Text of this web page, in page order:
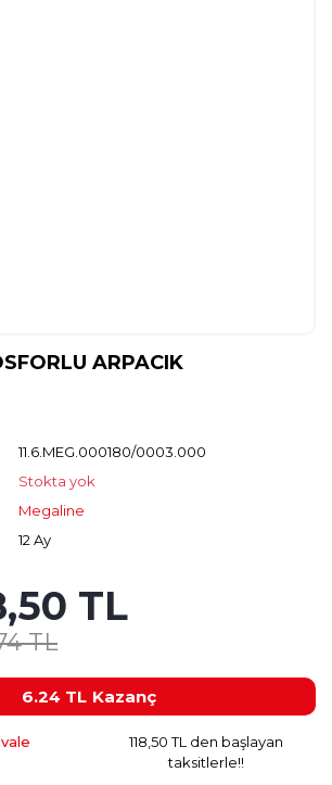
ARPACIK
11.6.MEG.000180/0003.000
Stokta yok
Megaline
12 Ay
TL
TL
6.24 TL Kazanç
118,50 TL den başlayan
taksitlerle!!